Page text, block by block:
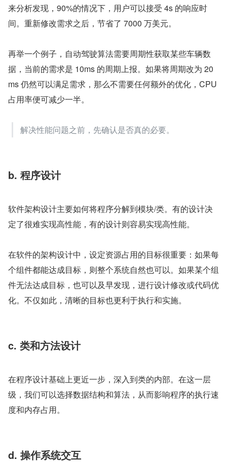
来分析发现，90%的情况下，用户可以接受 4s 的响应时
间。重新修改需求之后，节省了 7000 万美元。
再举一个例子，自动驾驶算法需要周期性获取某些车辆数
据，当前的需求是 10ms 的周期上报。如果将周期改为 20
ms 仍然可以满足需求，那么不需要任何额外的优化，CPU
占用率便可减少一半。
解决性能问题之前，先确认是否真的必要。
b. 程序设计
软件架构设计主要如何将程序分解到模块/类。有的设计决
定了很难实现高性能，有的设计则容易实现高性能。
在软件的架构设计中，设定资源占用的目标很重要：如果每
个组件都能达成目标，则整个系统自然也可以。如果某个组
件无法达成目标，也可以及早发现，进行设计修改或代码优
化。不仅如此，清晰的目标也更利于执行和实施。
c. 类和方法设计
在程序设计基础上更近一步，深入到类的内部。在这一层
级，我们可以选择数据结构和算法，从而影响程序的执行速
度和内存占用。
d. 操作系统交互